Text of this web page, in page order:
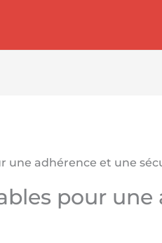
une adhérence et une
pour